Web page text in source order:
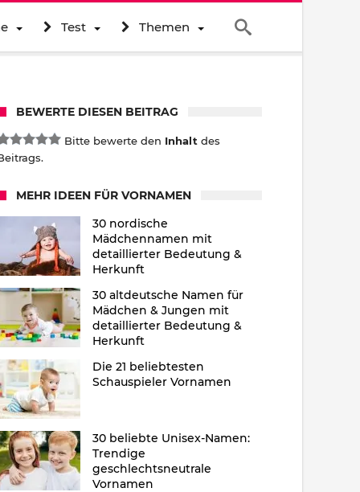
Test Themen
BEWERTE DIESEN BEITRAG
Bitte bewerte den Inhalt des
MEHR IDEEN FÜR VORNAMEN
30 nordische
Mädchennamen mit
detaillierter Bedeutung &
Herkunft
30 altdeutsche Namen für
Mädchen & Jungen mit
detaillierter Bedeutung &
Herkunft
Die 21 beliebtesten
Schauspieler Vornamen
30 beliebte Unisex-Namen:
Trendige
geschlechtsneutrale
Vornamen